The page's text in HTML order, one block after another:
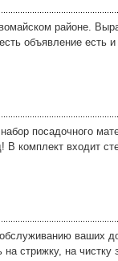
районе.
объявление есть
посадочного
В комплект входит
ваших
стрижку, на